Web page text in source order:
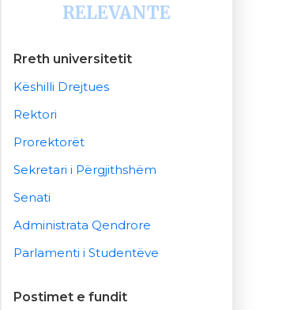
RELEVANTE
Rreth universitetit
Këshilli Drejtues
Rektori
Prorektorët
Sekretari i Përgjithshëm
Senati
Administrata Qendrore
Parlamenti i Studentëve
Postimet e fundit